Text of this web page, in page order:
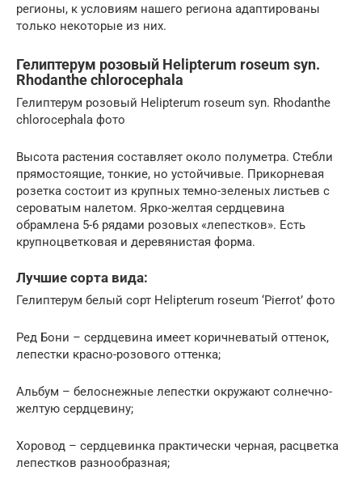
регионы, к условиям нашего региона адаптированы
только некоторые из них.
Гелиптерум розовый Helipterum roseum syn.
Rhodanthe chlorocephala
Гелиптерум розовый Helipterum roseum syn. Rhodanthe
chlorocephala фото
Высота растения составляет около полуметра. Стебли
прямостоящие, тонкие, но устойчивые. Прикорневая
розетка состоит из крупных темно-зеленых листьев с
сероватым налетом. Ярко-желтая сердцевина
обрамлена 5-6 рядами розовых «лепестков». Есть
крупноцветковая и деревянистая форма.
Лучшие сорта вида:
Гелиптерум белый сорт Helipterum roseum ‘Pierrot’ фото
Ред Бони – сердцевина имеет коричневатый оттенок,
лепестки красно-розового оттенка;
Альбум – белоснежные лепестки окружают солнечно-
желтую сердцевину;
Хоровод – сердцевинка практически черная, расцветка
лепестков разнообразная;